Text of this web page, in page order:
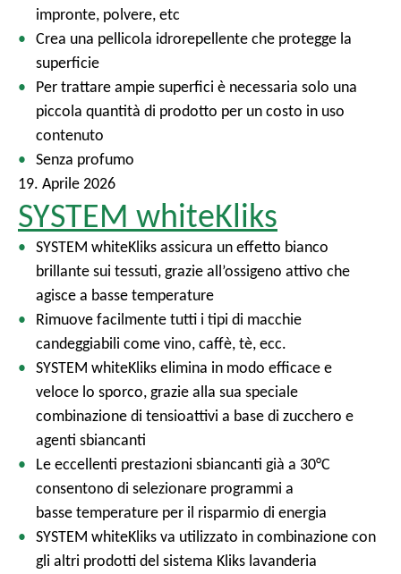
impronte, polvere, etc
Crea una pellicola idrorepellente che protegge la
superficie
Per trattare ampie superfici è necessaria solo una
piccola quantità di prodotto per un costo in uso
contenuto
Senza profumo
19. Aprile 2026
SYSTEM whiteKliks
SYSTEM whiteKliks assicura un effetto bianco
brillante sui tessuti, grazie all’ossigeno attivo che
agisce a basse temperature
Rimuove facilmente tutti i tipi di macchie
candeggiabili come vino, caffè, tè, ecc.
SYSTEM whiteKliks elimina in modo efficace e
veloce lo sporco, grazie alla sua speciale
combinazione di tensioattivi a base di zucchero e
agenti sbiancanti
Le eccellenti prestazioni sbiancanti già a 30°C
consentono di selezionare programmi a
basse temperature per il risparmio di energia
SYSTEM whiteKliks va utilizzato in combinazione con
gli altri prodotti del sistema Kliks lavanderia